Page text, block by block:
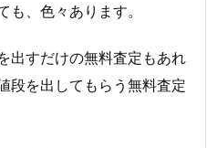
、色々あります。
出すだけの無料査定もあれ
段を出してもらう無料査定